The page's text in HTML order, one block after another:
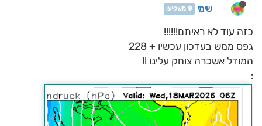
שימי ❄️ משקיען
כזה עוד לא ראיתם!!!!!!
גפס ממש בעדכון עכשיו + 228
המודל אשכרה צוחק עלינו !!
: